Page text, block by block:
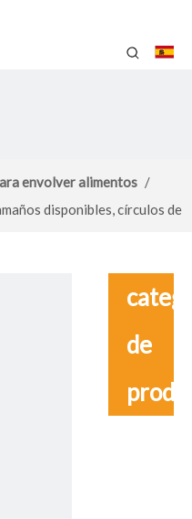
envolver alimentos /
disponibles, círculos de
de